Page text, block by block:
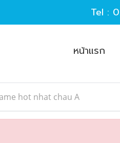
Tel :
หน้าแรก
hot nhat chau A